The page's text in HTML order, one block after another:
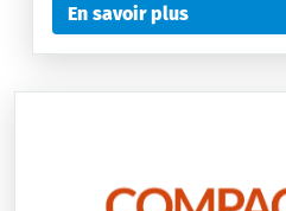
En savoir plus